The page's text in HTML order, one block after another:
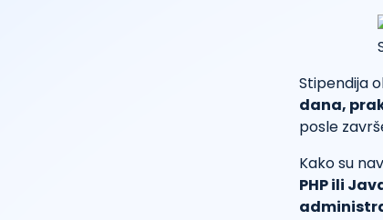
Stipendija
dana,
posle
Kako su
PHP ili